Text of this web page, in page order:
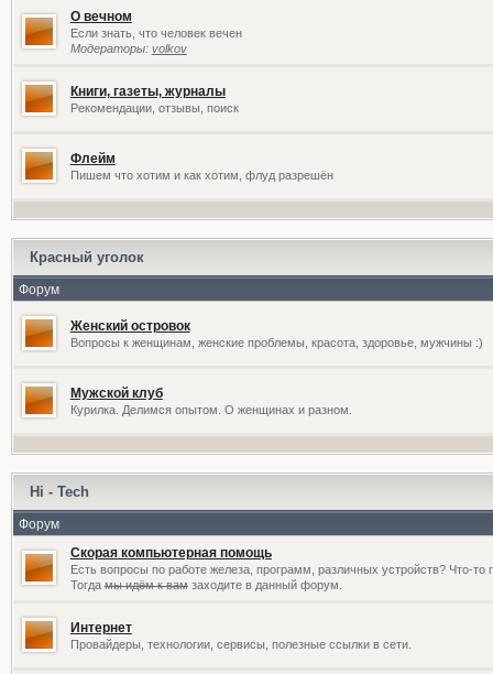
О вечном
Если знать, что человек вечен
Модераторы: volkov
Книги, газеты, журналы
Рекомендации, отзывы, поиск
Флейм
Пишем что хотим и как хотим, флуд разрешён
Красный уголок
Форум
Женский островок
Вопросы к женщинам, женские проблемы, красота, здоровье, мужчины :)
Мужской клуб
Курилка. Делимся опытом. О женщинах и разном.
Hi - Tech
Форум
Скорая компьютерная помощь
Есть вопросы по работе железа, программ, различных устройств? Что-то
Тогдамы идём к вамзаходите в данный форум.
Интернет
Провайдеры, технологии, сервисы, полезные ссылки в сети.